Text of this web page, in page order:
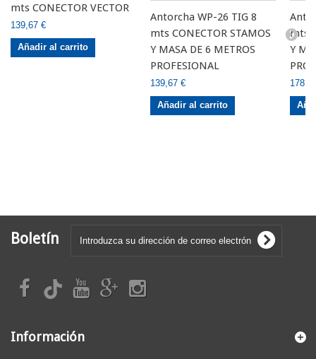
mts CONECTOR VECTOR
139,67 €
Añadir al carrito
Antorcha WP-26 TIG 8
mts CONECTOR STAMOS
Y MASA DE 6 METROS
PROFESIONAL
139,67 €
Añadir al carrito
mts
Y
Boletín
Información